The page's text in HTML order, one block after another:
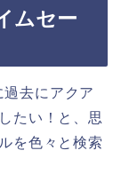
ムセー
去にアクア
たい！と、思
を色々と検索